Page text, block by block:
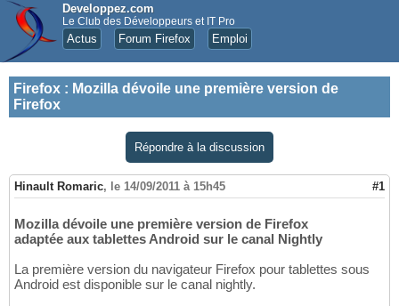
Developpez.com
Le Club des Développeurs et IT Pro
Actus Forum Firefox Emploi
Firefox : Mozilla dévoile une première version de
Firefox
Répondre à la discussion
Hinault Romaric, le 14/09/2011 à 15h45 #1
Mozilla dévoile une première version de Firefox
adaptée aux tablettes Android sur le canal Nightly
La première version du navigateur Firefox pour tablettes sous
Android est disponible sur le canal nightly.